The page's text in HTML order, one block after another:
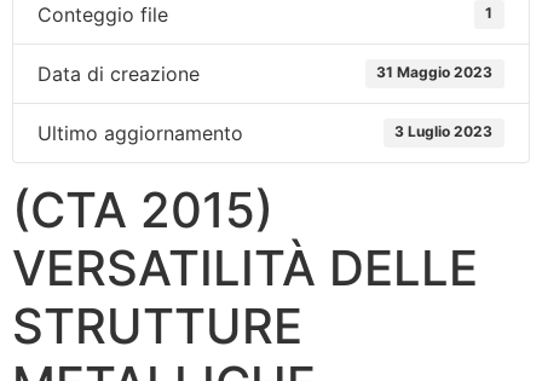
Conteggio file 1
Data di creazione 31 Maggio 2023
Ultimo aggiornamento 3 Luglio 2023
(CTA 2015)
VERSATILITÀ DELLE
STRUTTURE